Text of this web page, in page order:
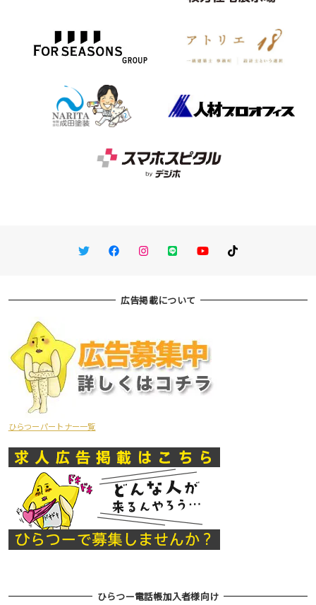
TwitterFacebookInstagram
LINE You TubeTikTok
広告掲載について
ひらつーパートナー一覧
ひらつー電話帳加入者様向け